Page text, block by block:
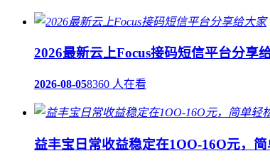
2026最新云上Focus接码短信平台分享
2026-08-058360 人在看
益丰宝日常收益稳定在1OO-16O元，